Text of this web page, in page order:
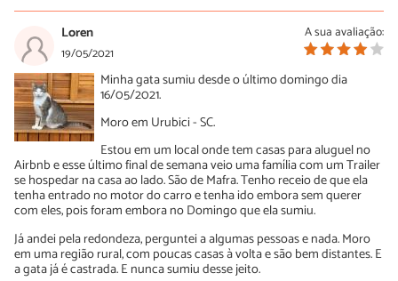
A sua avaliação:
Loren
19/05/2021
Minha gata sumiu desde o último domingo dia
16/05/2021.
Moro em Urubici - SC.
Estou em um local onde tem casas para aluguel no
Airbnb e esse último final de semana veio uma família com um Trailer
se hospedar na casa ao lado. São de Mafra. Tenho receio de que ela
tenha entrado no motor do carro e tenha ido embora sem querer
com eles, pois foram embora no Domingo que ela sumiu.
Já andei pela redondeza, perguntei a algumas pessoas e nada. Moro
em uma região rural, com poucas casas à volta e são bem distantes. E
a gata já é castrada. E nunca sumiu desse jeito.